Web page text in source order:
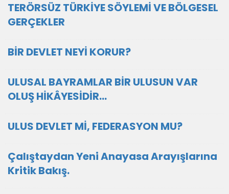
TERÖRSÜZ TÜRKİYE SÖYLEMİ VE BÖLGESEL
GERÇEKLER
BİR DEVLET NEYİ KORUR?
ULUSAL BAYRAMLAR BİR ULUSUN VAR
OLUŞ HİKÂYESİDİR…
ULUS DEVLET Mİ, FEDERASYON MU?
Çalıştaydan Yeni Anayasa Arayışlarına
Kritik Bakış.